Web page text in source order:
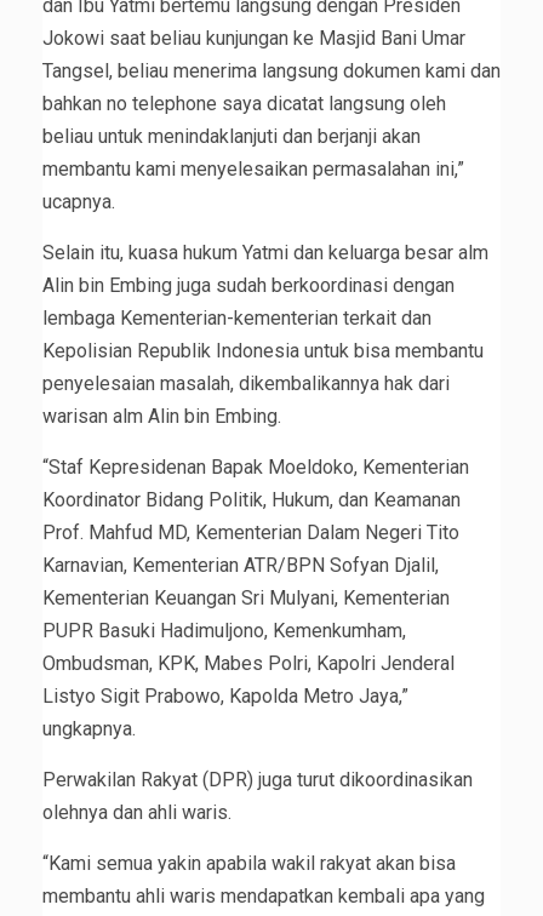
dan Ibu Yatmi bertemu langsung dengan Presiden
Jokowi saat beliau kunjungan ke Masjid Bani Umar
Tangsel, beliau menerima langsung dokumen kami dan
bahkan no telephone saya dicatat langsung oleh
beliau untuk menindaklanjuti dan berjanji akan
membantu kami menyelesaikan permasalahan ini,”
ucapnya.
Selain itu, kuasa hukum Yatmi dan keluarga besar alm
Alin bin Embing juga sudah berkoordinasi dengan
lembaga Kementerian-kementerian terkait dan
Kepolisian Republik Indonesia untuk bisa membantu
penyelesaian masalah, dikembalikannya hak dari
warisan alm Alin bin Embing.
“Staf Kepresidenan Bapak Moeldoko, Kementerian
Koordinator Bidang Politik, Hukum, dan Keamanan
Prof. Mahfud MD, Kementerian Dalam Negeri Tito
Karnavian, Kementerian ATR/BPN Sofyan Djalil,
Kementerian Keuangan Sri Mulyani, Kementerian
PUPR Basuki Hadimuljono, Kemenkumham,
Ombudsman, KPK, Mabes Polri, Kapolri Jenderal
Listyo Sigit Prabowo, Kapolda Metro Jaya,”
ungkapnya.
Perwakilan Rakyat (DPR) juga turut dikoordinasikan
olehnya dan ahli waris.
“Kami semua yakin apabila wakil rakyat akan bisa
membantu ahli waris mendapatkan kembali apa yang